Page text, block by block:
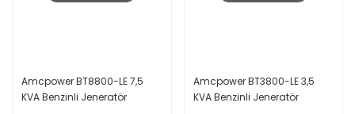
Amcpower BT8800-LE 7,5
KVA Benzinli Jeneratör
Amcpower BT3800-LE 3,5
KVA Benzinli Jeneratör